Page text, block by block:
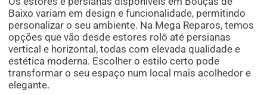
Baixo variam em design e funcionalidade, permitindo
personalizar o seu ambiente. Na Mega Reparos, temos
opções que vão desde estores rolô até persianas
vertical e horizontal, todas com elevada qualidade e
estética moderna. Escolher o estilo certo pode
transformar o seu espaço num local mais acolhedor e
elegante.